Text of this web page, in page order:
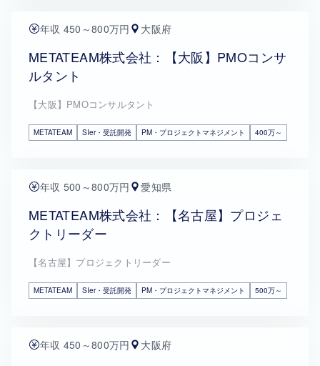
年収 450～800万円 大阪府
METATEAM株式会社：【大阪】PMOコンサ
ルタント
【大阪】PMOコンサルタント
METATEAM SIer・受託開発 PM・プロジェクトマネジメント 400万～
年収 500～800万円 愛知県
METATEAM株式会社：【名古屋】プロジェ
クトリーダー
【名古屋】プロジェクトリーダー
METATEAM SIer・受託開発 PM・プロジェクトマネジメント 500万～
年収 450～800万円 大阪府